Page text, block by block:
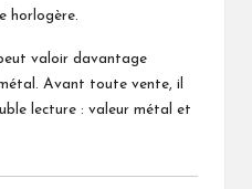
horlogère.
valoir davantage
Avant toute vente, il
lecture : valeur métal et